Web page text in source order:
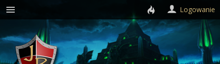
Logowanie